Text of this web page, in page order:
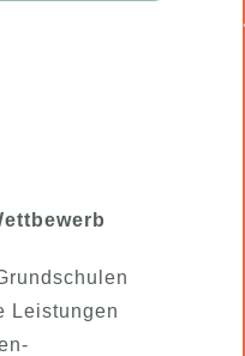
Leistungen